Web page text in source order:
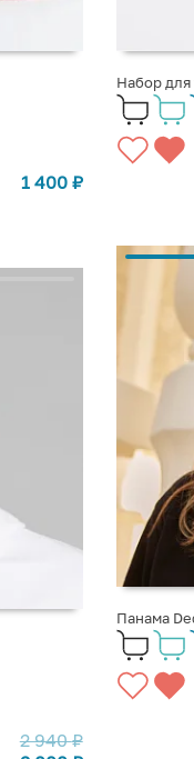
1 400 ₽
Набор для
2 940₽
Панама